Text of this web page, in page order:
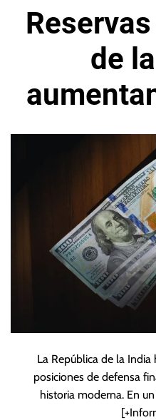
de
La República de la
posiciones de defensa
historia moderna. En